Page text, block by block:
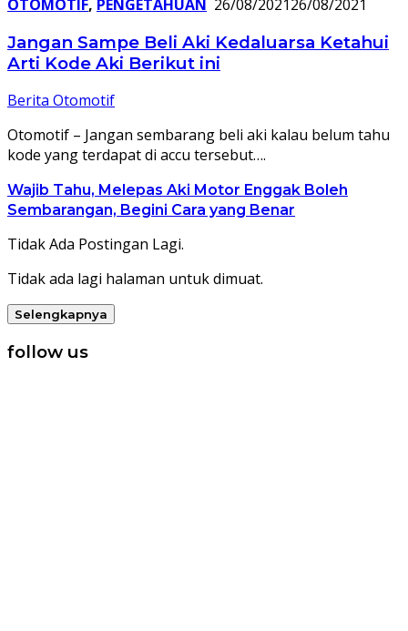
OTOMOTIF, PENGETAHUAN 26/08/2021 26/08/2021
Jangan Sampe Beli Aki Kedaluarsa Ketahui
Arti Kode Aki Berikut ini
Berita Otomotif
Otomotif – Jangan sembarang beli aki kalau belum tahu
kode yang terdapat di accu tersebut….
Wajib Tahu, Melepas Aki Motor Enggak Boleh
Sembarangan, Begini Cara yang Benar
Tidak Ada Postingan Lagi.
Tidak ada lagi halaman untuk dimuat.
Selengkapnya
follow us